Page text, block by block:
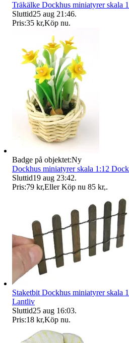
Träkälke Dockhus miniatyrer skala
Sluttid25 aug 21:46.
Pris:35 kr,Köp nu.
Badge på objektet:Ny
Dockhus miniatyrer skala 1:12
Sluttid19 aug 23:42.
Pris:79 kr,Eller Köp nu 85 kr,.
Staketbit Dockhus miniatyrer skala
Lantliv
Sluttid25 aug 16:03.
Pris:18 kr,Köp nu.